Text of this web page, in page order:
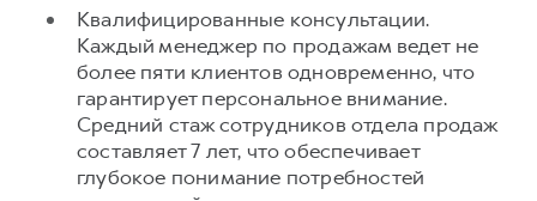
Квалифицированные консультации.
Каждый менеджер по продажам ведет не
более пяти клиентов одновременно, что
гарантирует персональное внимание.
Средний стаж сотрудников отдела продаж
составляет 7 лет, что обеспечивает
глубокое понимание потребностей